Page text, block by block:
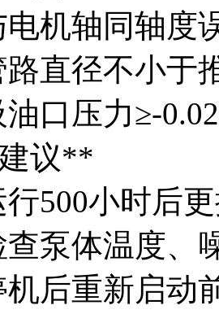
机轴同轴度
直径不小于
口压力≥-
议**
500小时后
泵体温度、
后重新启动